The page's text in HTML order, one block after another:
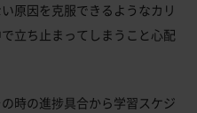
原因を克服できるようなカリ
立ち止まってしまうこと心配
時の進捗具合から学習スケジ